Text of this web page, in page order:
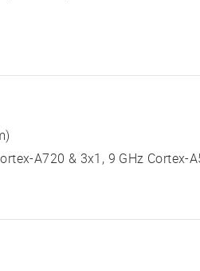
A720 & 3x1, 9 GHz Cortex-